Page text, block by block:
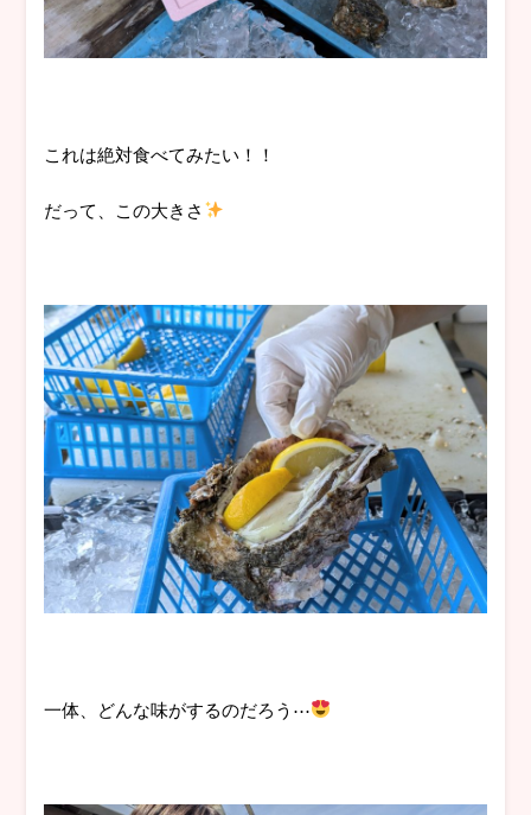
これは絶対食べてみたい！！
だって、この大きさ
一体、どんな味がするのだろう⋯